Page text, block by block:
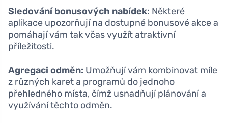
Sledování bonusových nabídek: Některé
aplikace upozorňují na dostupné bonusové akce a
pomáhají vám tak včas využít atraktivní
příležitosti.
Agregaci odměn: Umožňují vám kombinovat míle
z různých karet a programů do jednoho
přehledného místa, čímž usnadňují plánování a
využívání těchto odměn.